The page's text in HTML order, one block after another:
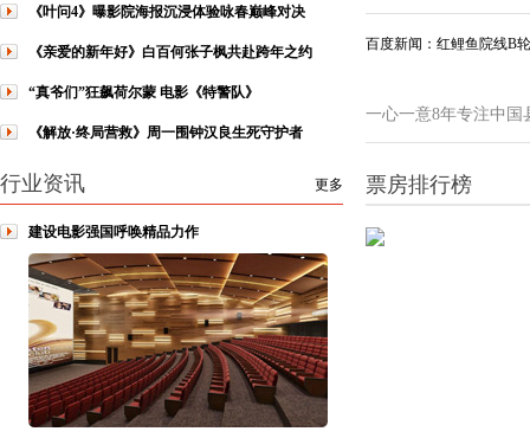
《叶问4》曝影院海报沉浸体验咏春巅峰对决
《亲爱的新年好》白百何张子枫共赴跨年之约
“真爷们”狂飙荷尔蒙 电影《特警队》
《解放·终局营救》周一围钟汉良生死守护者
更多
行业资讯
建设电影强国呼唤精品力作
百度新闻：红鲤鱼院线B
一心一意8年专注中国
票房排行榜